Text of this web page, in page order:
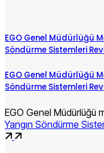
EGO Genel Müdürlüğü
Söndürme Sistemleri
EGO Genel Müdürlüğü
Söndürme Sistemleri
EGO Genel Müdürlüğü
Yangın Söndürme